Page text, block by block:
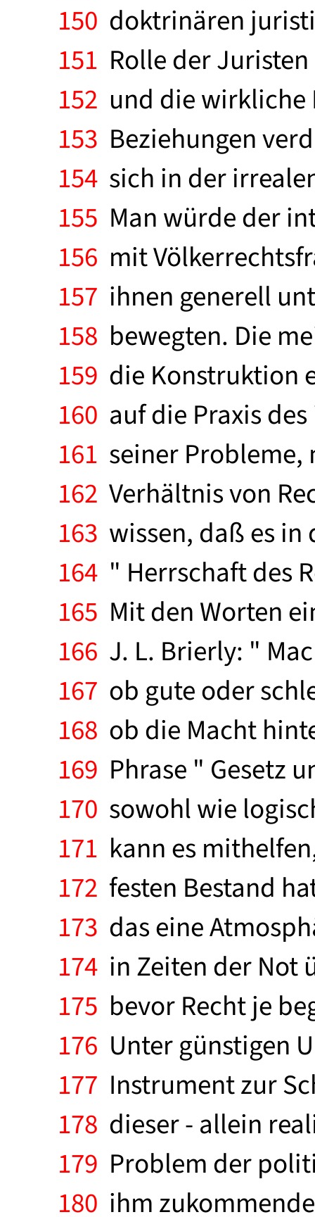
150 doktrinären
151 Rolle der
152 und die wirkliche
153 Beziehungen
154 sich in der
155 Man würde der
156 mit
157 ihnen generell
158 bewegten. Die
159 die Konstruktion
160 auf die Praxis
161 seiner Probleme,
162 Verhältnis von
163 wissen, daß es
164 " Herrschaft des
165 Mit den Worten
166 J. L. Brierly: "
167 ob gute oder
168 ob die Macht
169 Phrase " Gesetz
170 sowohl wie
171 kann es
172 festen Bestand
173 das eine
174 in Zeiten der Not
175 bevor Recht je
176 Unter günstigen
177 Instrument zur
178 dieser - allein
179 Problem der
180 ihm